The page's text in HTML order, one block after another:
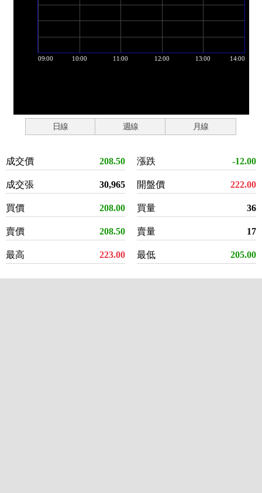
日線 週線 月線
成交價 208.50
成交張 30,965
買價 208.00
賣價 208.50
最高 223.00
漲跌 -12.00
開盤價 222.00
買量 36
賣量 17
最低 205.00